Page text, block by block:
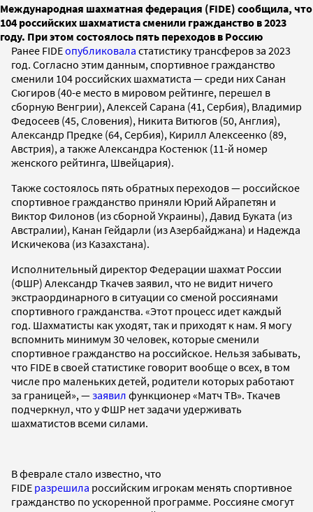
Международная шахматная федерация (FIDE) сообщила, что
104 российских шахматиста сменили гражданство в 2023
году. При этом состоялось пять переходов в Россию
Ранее FIDEопубликовала статистику трансферов за 2023
год. Согласно этим данным, спортивное гражданство
сменили 104 российских шахматиста — среди них Санан
Сюгиров (40-е место в мировом рейтинге, перешел в
сборную Венгрии), Алексей Сарана (41, Сербия), Владимир
Федосеев (45, Словения), Никита Витюгов (50, Англия),
Александр Предке (64, Сербия), Кирилл Алексеенко (89,
Австрия), а также Александра Костенюк (11-й номер
женского рейтинга, Швейцария).
Также состоялось пять обратных переходов — российское
спортивное гражданство приняли Юрий Айрапетян и
Виктор Филонов (из сборной Украины), Давид Буката (из
Австралии), Канан Гейдарли (из Азербайджана) и Надежда
Искичекова (из Казахстана).
Исполнительный директор Федерации шахмат России
(ФШР) Александр Ткачев заявил, что не видит ничего
экстраординарного в ситуации со сменой россиянами
спортивного гражданства. «Этот процесс идет каждый
год. Шахматисты как уходят, так и приходят к нам. Я могу
вспомнить минимум 30 человек, которые сменили
спортивное гражданство на российское. Нельзя забывать,
что FIDE в своей статистике говорит вообще о всех, в том
числе про маленьких детей, родители которых работают
за границей», —заявил функционер «Матч ТВ». Ткачев
подчеркнул, что у ФШР нет задачи удерживать
шахматистов всеми силами.
В феврале стало известно, что
FIDE разрешила российским игрокам менять спортивное
гражданство по ускоренной программе. Россияне смогут